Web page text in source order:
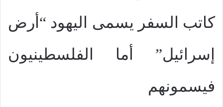
كاتب السفر يسمى اليهود “أرض
إسرائيل” أما الفلسطينيون
فيسمونهم